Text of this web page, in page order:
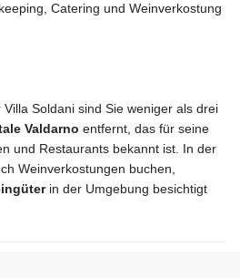
Catering und Weinverkostung
Soldani sind Sie weniger als drei
Valdarno entfernt, das für seine
und Restaurants bekannt ist. In der
Weinverkostungen buchen,
in der Umgebung besichtigt